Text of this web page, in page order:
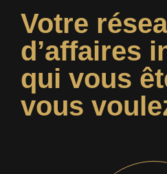
Votre
d’affaires
qui vous
vous